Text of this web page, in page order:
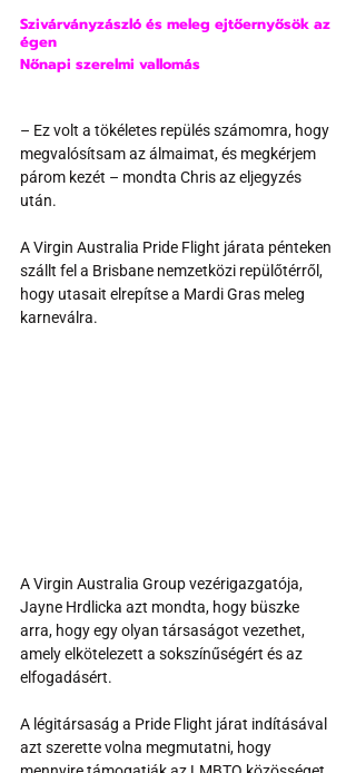
Szivárványzászló és meleg ejtőernyősök az
égen
Nőnapi szerelmi vallomás
– Ez volt a tökéletes repülés számomra, hogy
megvalósítsam az álmaimat, és megkérjem
párom kezét – mondta Chris az eljegyzés
után.
A Virgin Australia Pride Flight járata pénteken
szállt fel a Brisbane nemzetközi repülőtérről,
hogy utasait elrepítse a Mardi Gras meleg
karneválra.
A Virgin Australia Group vezérigazgatója,
Jayne Hrdlicka azt mondta, hogy büszke
arra, hogy egy olyan társaságot vezethet,
amely elkötelezett a sokszínűségért és az
elfogadásért.
A légitársaság a Pride Flight járat indításával
azt szerette volna megmutatni, hogy